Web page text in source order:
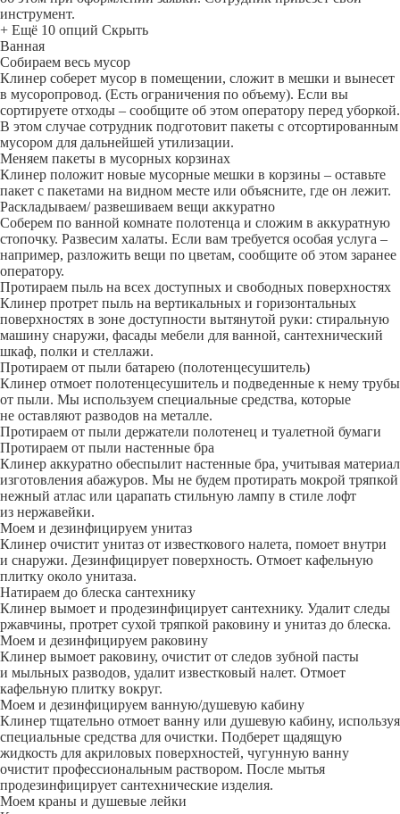
инструмент.
+ Ещё 10 опций Скрыть
Ванная
Собираем весь мусор
Клинер соберет мусор в помещении, сложит в мешки и вынесет
в мусоропровод. (Есть ограничения по объему). Если вы
сортируете отходы – сообщите об этом оператору перед уборкой.
В этом случае сотрудник подготовит пакеты с отсортированным
мусором для дальнейшей утилизации.
Меняем пакеты в мусорных корзинах
Клинер положит новые мусорные мешки в корзины – оставьте
пакет с пакетами на видном месте или объясните, где он лежит.
Раскладываем/ развешиваем вещи аккуратно
Соберем по ванной комнате полотенца и сложим в аккуратную
стопочку. Развесим халаты. Если вам требуется особая услуга –
например, разложить вещи по цветам, сообщите об этом заранее
оператору.
Протираем пыль на всех доступных и свободных поверхностях
Клинер протрет пыль на вертикальных и горизонтальных
поверхностях в зоне доступности вытянутой руки: стиральную
машину снаружи, фасады мебели для ванной, сантехнический
шкаф, полки и стеллажи.
Протираем от пыли батарею (полотенцесушитель)
Клинер отмоет полотенцесушитель и подведенные к нему трубы
от пыли. Мы используем специальные средства, которые
не оставляют разводов на металле.
Протираем от пыли держатели полотенец и туалетной бумаги
Протираем от пыли настенные бра
Клинер аккуратно обеспылит настенные бра, учитывая материал
изготовления абажуров. Мы не будем протирать мокрой тряпкой
нежный атлас или царапать стильную лампу в стиле лофт
из нержавейки.
Моем и дезинфицируем унитаз
Клинер очистит унитаз от известкового налета, помоет внутри
и снаружи. Дезинфицирует поверхность. Отмоет кафельную
плитку около унитаза.
Натираем до блеска сантехнику
Клинер вымоет и продезинфицирует сантехнику. Удалит следы
ржавчины, протрет сухой тряпкой раковину и унитаз до блеска.
Моем и дезинфицируем раковину
Клинер вымоет раковину, очистит от следов зубной пасты
и мыльных разводов, удалит известковый налет. Отмоет
кафельную плитку вокруг.
Моем и дезинфицируем ванную/душевую кабину
Клинер тщательно отмоет ванну или душевую кабину, используя
специальные средства для очистки. Подберет щадящую
жидкость для акриловых поверхностей, чугунную ванну
очистит профессиональным раствором. После мытья
продезинфицирует сантехнические изделия.
Моем краны и душевые лейки